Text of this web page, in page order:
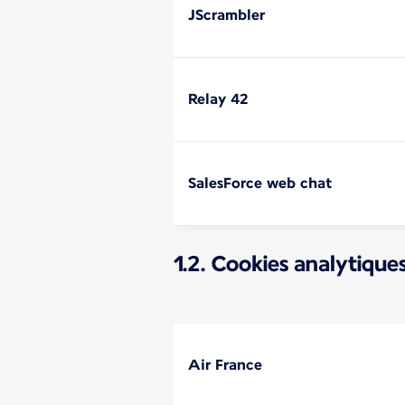
JScrambler
Relay 42
SalesForce web chat
1.2. Cookies
Air France